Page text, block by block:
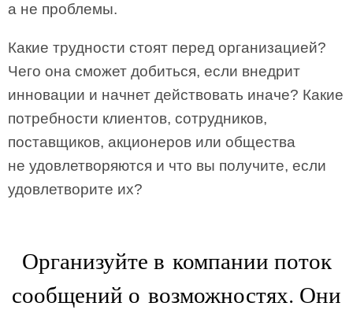
а не проблемы.
Какие трудности стоят перед организацией?
Чего она сможет добиться, если внедрит
инновации и начнет действовать иначе? Какие
потребно­сти клиентов, сотрудников,
поставщиков, акционеров или общества
не удовлетворяются и что вы получите, если
удовлетворите их?
Организуйте в компании поток
сообщений о возможностях. Они